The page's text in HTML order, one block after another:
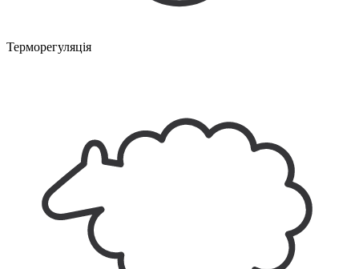
Терморегуляція